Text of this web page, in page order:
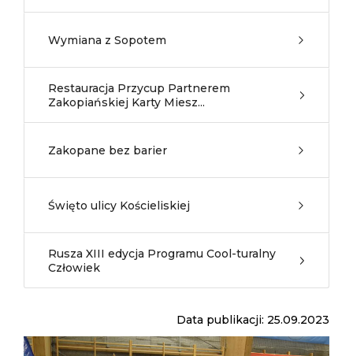
Wymiana z Sopotem
Restauracja Przycup Partnerem
Zakopiańskiej Karty Miesz...
Zakopane bez barier
Święto ulicy Kościeliskiej
Rusza XIII edycja Programu Cool-turalny
Człowiek
Data publikacji: 25.09.2023